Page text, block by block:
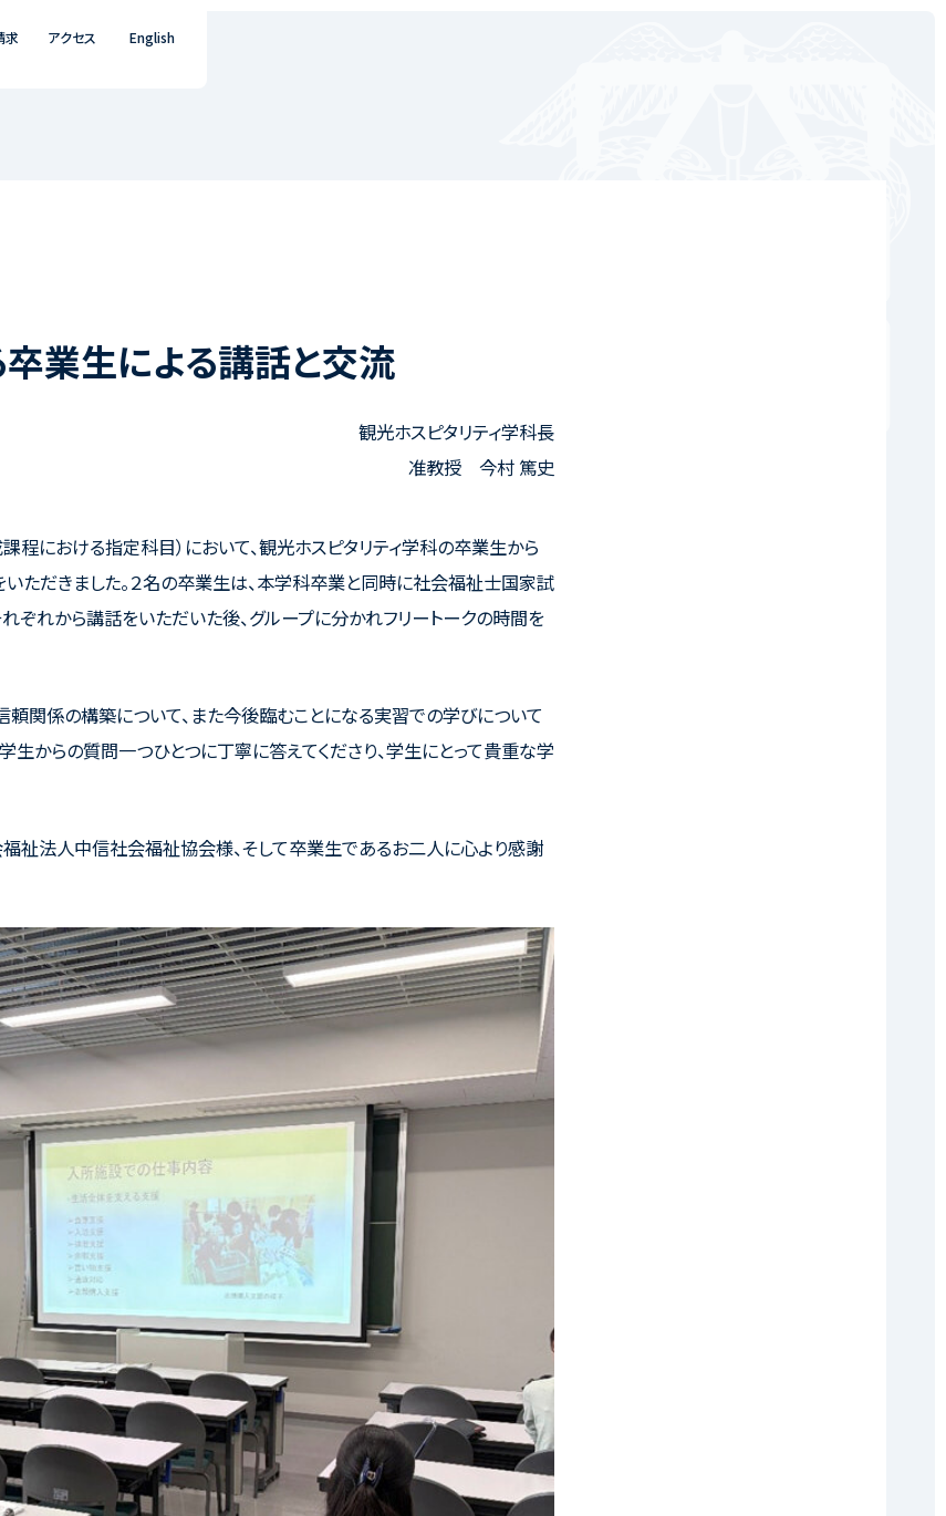
求 アクセス English
業生による講話と交流
観光ホスピタリティ学科長
准教授 今村 篤史
程における指定科目）において、観光ホスピタリティ学科の卒業生から
ただきました。２名の卒業生は、本学科卒業と同時に社会福祉士国家試
ぞれから講話をいただいた後、グループに分かれフリートークの時間を
頼関係の構築について、また今後臨むことになる実習での学びについて
生からの質問一つひとつに丁寧に答えてくださり、学生にとって貴重な学
祉法人中信社会福祉協会様、そして卒業生であるお二人に心より感謝